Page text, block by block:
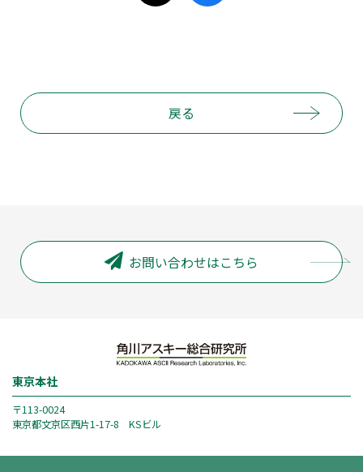
戻る
お問い合わせはこちら
東京本社
〒113-0024
東京都文京区西片1-17-8 KSビル